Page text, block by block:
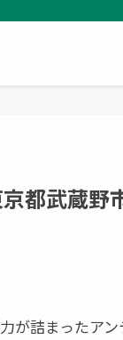
都武蔵野
が詰まったア